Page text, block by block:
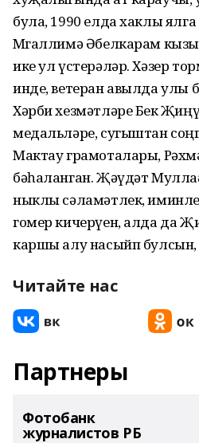
була, 1990 елда хаклы
Мөгаллимә Әбелкарам
ике ул үстерәләр. Хәзер
инде, ветеран авылда улы
Хәрби хезмәтләре Бөек
медальләре, сугыштан
Мактау грамоталары,
бәһаланган. Җәүдәт
ныклы сәламәтлек,
гомер кичерүен, алда да
каршы алу насыйп булсын,
Читайте нас
Партнеры
Фотобанк
журналистов РБ